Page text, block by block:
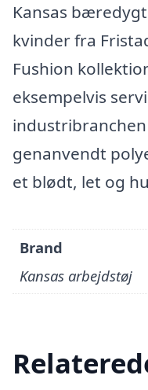
Kansas
kvinder fra
Fushion
eksempelvis
genanvendt
et blødt, let og
Brand
Kansas arbejdstøj